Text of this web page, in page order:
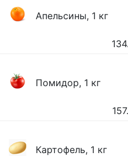
Апельсины, 1 кг
Помидор, 1 кг
Картофель, 1 кг